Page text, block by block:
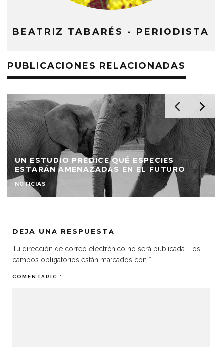
BEATRIZ TABARÉS - PERIODISTA
PUBLICACIONES RELACIONADAS
UN ESTUDIO PREDICE QUÉ ESPECIES
ESTARÁN AMENAZADAS EN EL FUTURO
NOTICIAS
DEJA UNA RESPUESTA
Tu dirección de correo electrónico no será publicada.
Los
campos obligatorios están marcados con *
COMENTARIO *